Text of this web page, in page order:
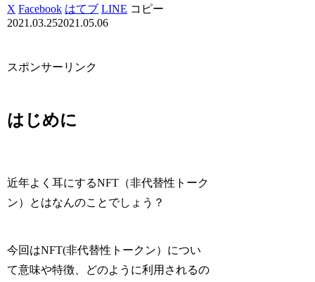
X Facebook はてブ LINE コピー
2021.03.252021.05.06
スポンサーリンク
はじめに
近年よく耳にするNFT（非代替性トーク
ン）とはなんのことでしょう？
今回はNFT(非代替性トークン）につい
て意味や特徴、どのように利用されるの